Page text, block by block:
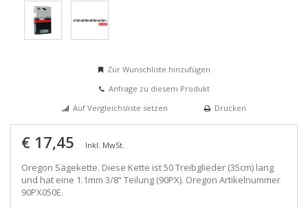
Zur Wunschliste hinzufügen
Anfrage zu diesem Produkt
Auf Vergleichsliste setzen
Drucken
€ 17,45 Inkl. MwSt.
Oregon Sägekette. Diese Kette ist 50 Treibglieder (35cm) lang
und hat eine 1.1mm 3/8“ Teilung (90PX). Oregon Artikelnummer
90PX050E.